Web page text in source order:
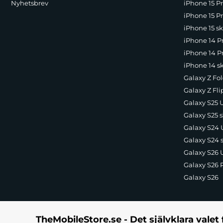
Nyhetsbrev
iPhone 15
iPhone 15
iPhone 15
iPhone 14
iPhone 14
iPhone 14
Galaxy Z
Galaxy Z
Galaxy S25
Galaxy S25
Galaxy S24
Galaxy S24
Galaxy S26
Galaxy S26
Galaxy S26
TheMobileStore.se - Det självklara